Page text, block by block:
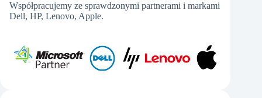
Współpracujemy ze sprawdzonymi partnerami i markami
Dell, HP, Lenovo, Apple.